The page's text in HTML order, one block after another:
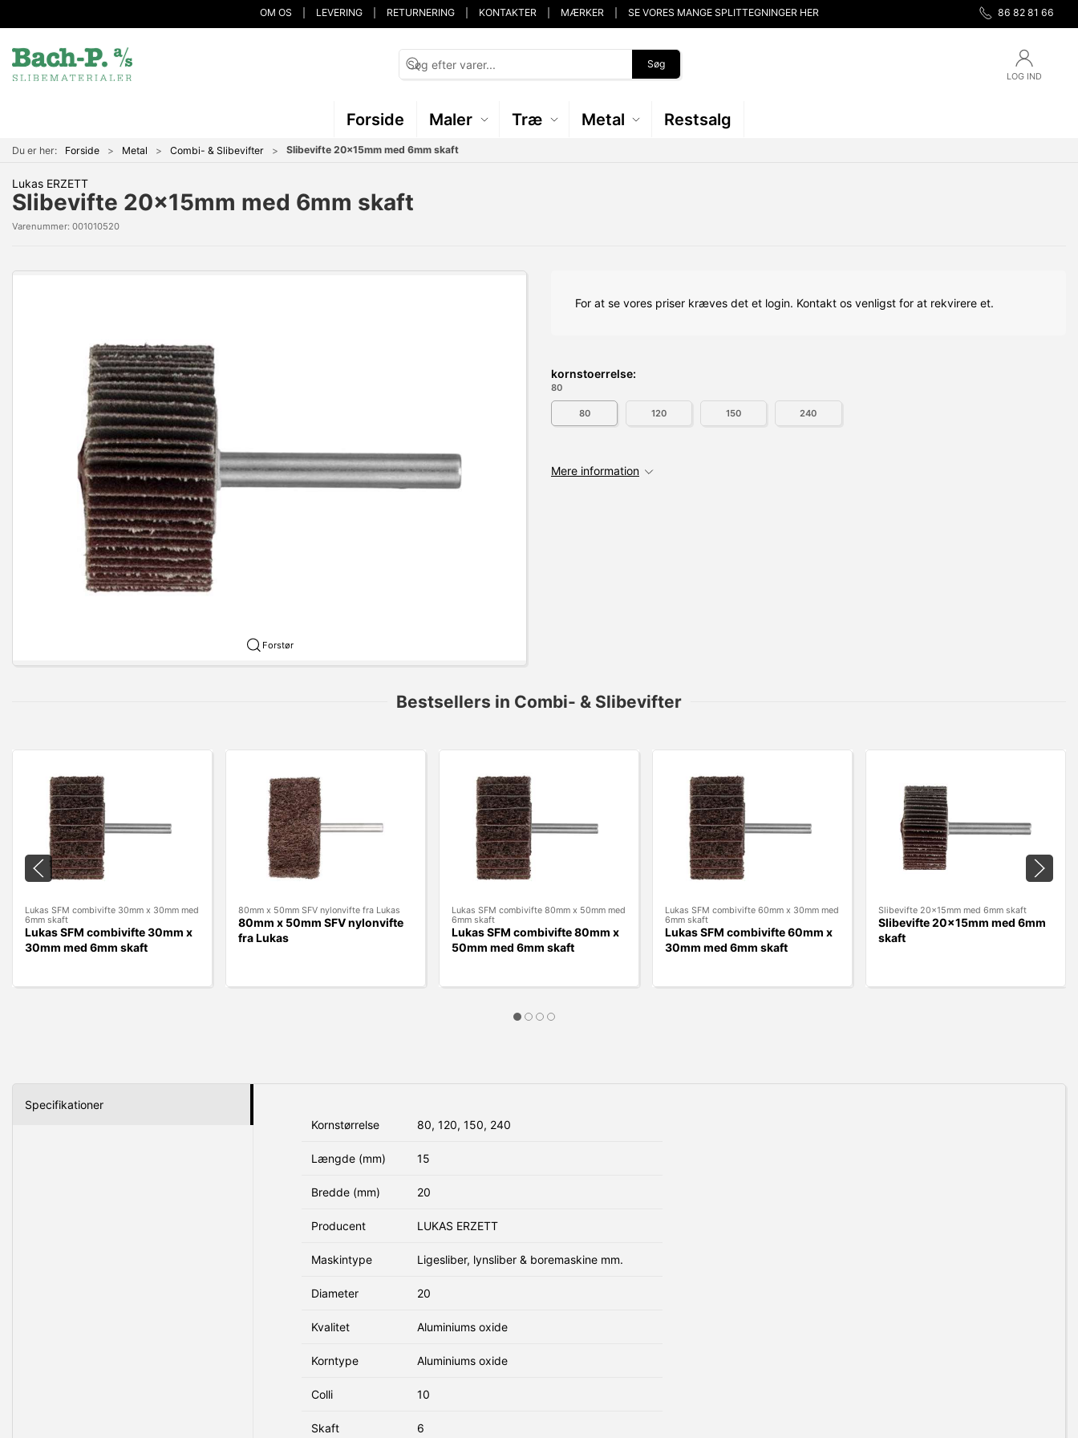
OM OS LEVERING RETURNERING KONTAKTER MÆRKER SE VORES MANGE SPLITTEGNINGER HER 86 82 81 66
Søg
LOG IND
Forside Maler Træ Metal Restsalg
Du er her: Forside Metal Combi- & Slibevifter Slibevifte 20x15mm med 6mm skaft
Lukas ERZETT
Slibevifte 20x15mm med 6mm skaft
Varenummer: 001010520
Forstør
For at se vores priser kræves det et login. Kontakt os venligst for at rekvirere et.
kornstoerrelse:
80
80 120 150 240
Mere information
Bestsellers in Combi- & Slibevifter
Lukas SFM combivifte 30mm x 30mm med
6mm skaft
Lukas SFM combivifte 30mm x
30mm med 6mm skaft
80mm x 50mm SFV nylonvifte fra Lukas
80mm x 50mm SFV nylonvifte
fra Lukas
Lukas SFM combivifte 80mm x 50mm med
6mm skaft
Lukas SFM combivifte 80mm x
50mm med 6mm skaft
Lukas SFM combivifte 60mm x 30mm med
6mm skaft
Lukas SFM combivifte 60mm x
30mm med 6mm skaft
Slibevifte 20x15mm med 6mm skaft
Slibevifte 20x15mm med 6mm
skaft
Specifikationer
Kornstørrelse
80, 120, 150, 240
Længde (mm) 15
Bredde (mm) 20
Producent LUKAS ERZETT
Maskintype Ligesliber, lynsliber & boremaskine mm.
Diameter 20
Kvalitet Aluminiums oxide
Korntype Aluminiums oxide
Colli 10
Skaft 6